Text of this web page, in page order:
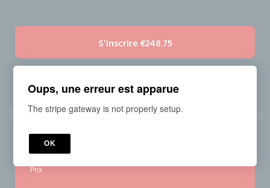
S'inscrire €248.75
Durée
120 Heures
Prix
Oups, une erreur est apparue
The stripe gateway is not properly setup.
OK